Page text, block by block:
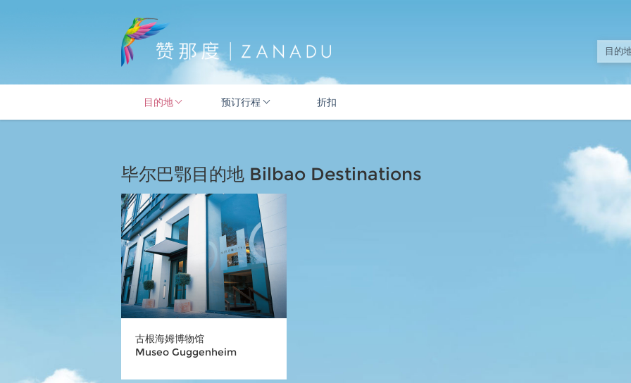
目的地 预订行程 折扣
毕尔巴鄂目的地 Bilbao Destinations
古根海姆博物馆
Museo Guggenheim